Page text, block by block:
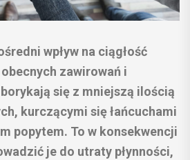
wpływ na ciągłość
zawirowań i
się z mniejszą ilością
kurczącymi się łańcuchami
popytem. To w konsekwencji
je do utraty płynności,